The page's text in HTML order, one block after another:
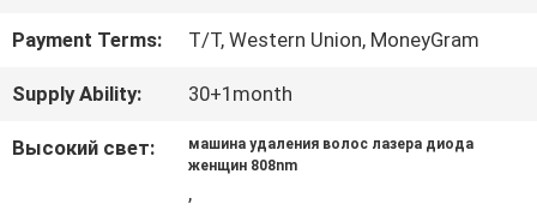
Payment Terms: T/T, Western Union, MoneyGram
Supply Ability: 30+1month
Высокий свет:
машина удаления волос лазера диода
женщин 808nm
,